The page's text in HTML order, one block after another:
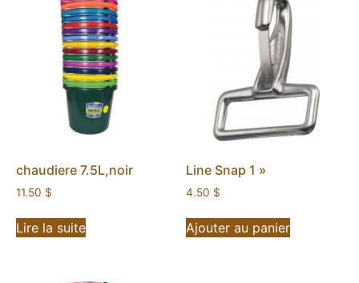
chaudiere 7.5L,noir
11.50 $
Lire la suite
Line Snap 1 »
4.50 $
Ajouter au panier